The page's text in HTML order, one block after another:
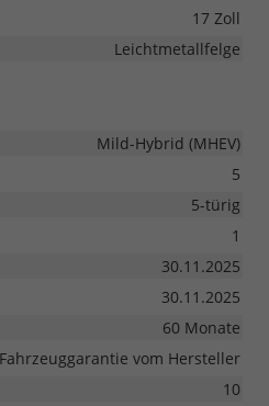
17 Zoll
Leichtmetallfelge
Mild-Hybrid (MHEV)
5
5-türig
1
30.11.2025
30.11.2025
60 Monate
Fahrzeuggarantie vom Hersteller
10